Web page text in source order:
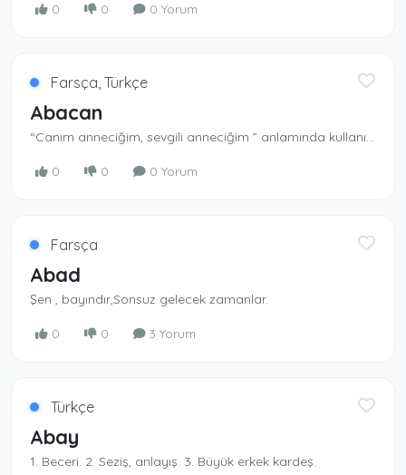
0 0 0 Yorum
Farsça, Türkçe
Abacan
“Canım anneciğim, sevgili anneciğim ” anlamında kullanılan bir ad.
0 0 0 Yorum
Farsça
Abad
Şen , bayındır,Sonsuz gelecek zamanlar.
0 0 3 Yorum
Türkçe
Abay
1. Beceri. 2. Seziş, anlayış. 3. Büyük erkek kardeş.